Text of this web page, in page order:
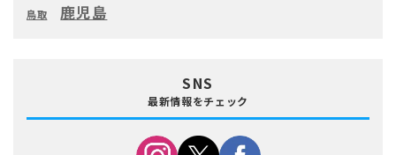
鳥取 鹿児島
SNS
最新情報をチェック